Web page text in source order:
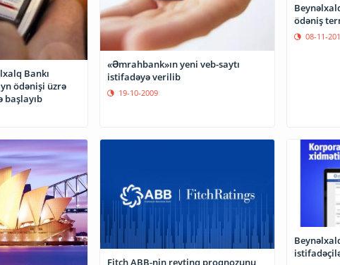
Bankı
ödənişi üzrə
başlayıb
«Əmrahbank»ın yeni veb-saytı
istifadəyə verilib
19-10-2009
ödəniş
08-11-
Fitch ABB-nin reytinq proqnozunu